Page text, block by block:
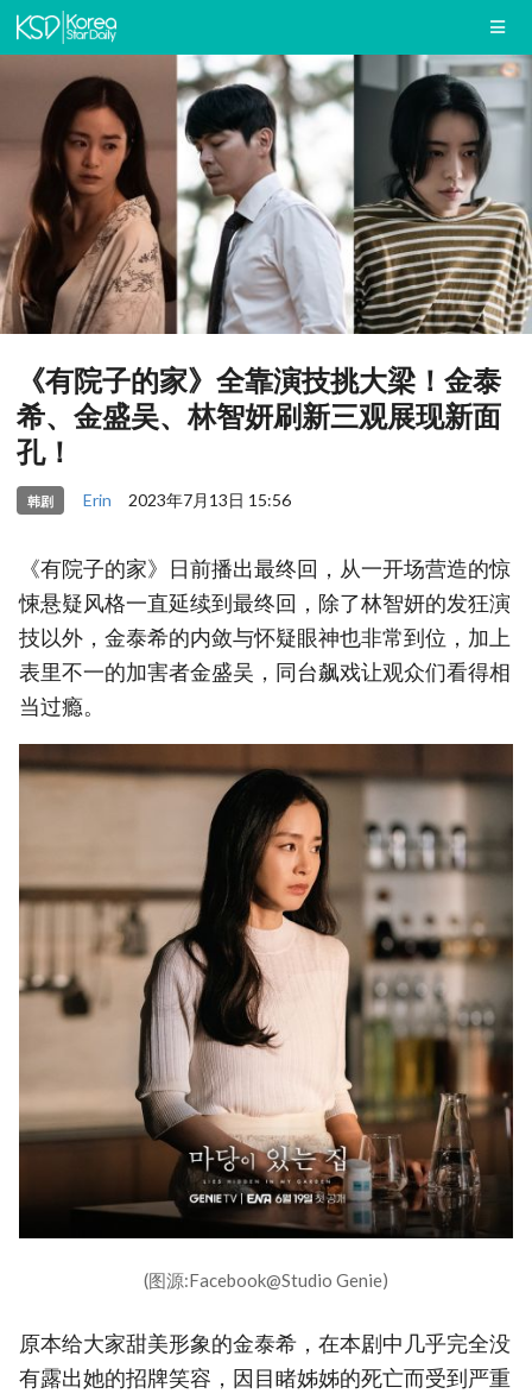
《有院子的家》全靠演技挑大梁！金泰
希、金盛吴、林智妍刷新三观展现新面
孔！
韩剧 Erin 2023年7月13日 15:56
《有院子的家》日前播出最终回，从一开场营造的惊
悚悬疑风格一直延续到最终回，除了林智妍的发狂演
技以外，金泰希的内敛与怀疑眼神也非常到位，加上
表里不一的加害者金盛吴，同台飙戏让观众们看得相
当过瘾。
(图源:Facebook@Studio Genie)
原本给大家甜美形象的金泰希，在本剧中几乎完全没
有露出她的招牌笑容，因目睹姊姊的死亡而受到严重